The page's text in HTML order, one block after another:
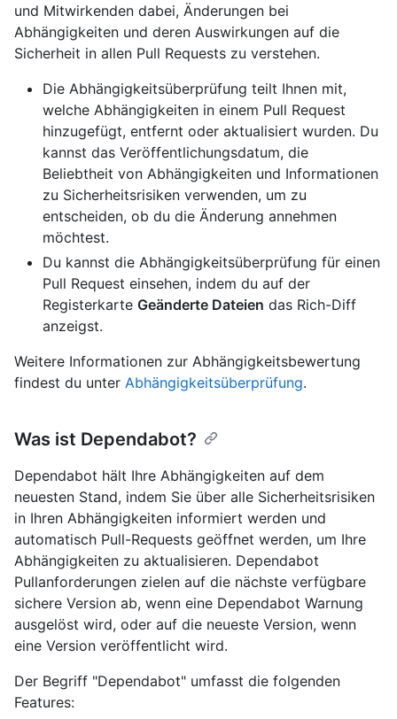
und Mitwirkenden dabei, Änderungen bei
Abhängigkeiten und deren Auswirkungen auf die
Sicherheit in allen Pull Requests zu verstehen.
Die Abhängigkeitsüberprüfung teilt Ihnen mit,
welche Abhängigkeiten in einem Pull Request
hinzugefügt, entfernt oder aktualisiert wurden. Du
kannst das Veröffentlichungsdatum, die
Beliebtheit von Abhängigkeiten und Informationen
zu Sicherheitsrisiken verwenden, um zu
entscheiden, ob du die Änderung annehmen
möchtest.
Du kannst die Abhängigkeitsüberprüfung für einen
Pull Request einsehen, indem du auf der
Registerkarte Geänderte Dateien das Rich-Diff
anzeigst.
Weitere Informationen zur Abhängigkeitsbewertung
findest du unter Abhängigkeitsüberprüfung.
Was ist Dependabot?
Dependabot hält Ihre Abhängigkeiten auf dem
neuesten Stand, indem Sie über alle Sicherheitsrisiken
in Ihren Abhängigkeiten informiert werden und
automatisch Pull-Requests geöffnet werden, um Ihre
Abhängigkeiten zu aktualisieren. Dependabot
Pullanforderungen zielen auf die nächste verfügbare
sichere Version ab, wenn eine Dependabot Warnung
ausgelöst wird, oder auf die neueste Version, wenn
eine Version veröffentlicht wird.
Der Begriff "Dependabot" umfasst die folgenden
Features: